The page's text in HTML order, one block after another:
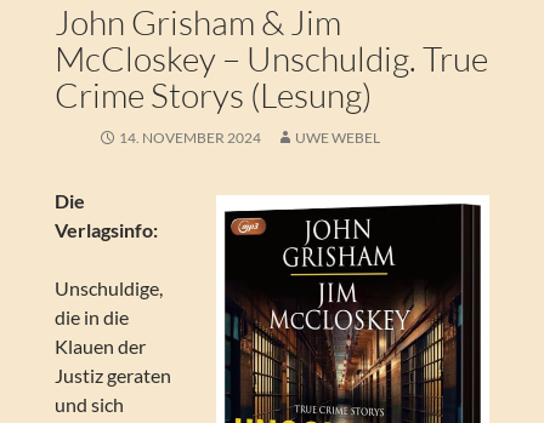
John Grisham & Jim
McCloskey – Unschuldig. True
Crime Storys (Lesung)
14. NOVEMBER 2024 UWE WEBEL
Die
Verlagsinfo:
Unschuldige,
die in die
Klauen der
Justiz geraten
und sich